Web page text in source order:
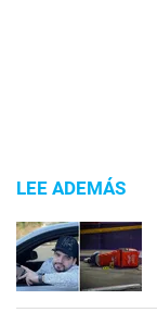
LEE ADEMÁS